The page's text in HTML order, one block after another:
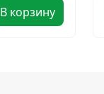
В корзину